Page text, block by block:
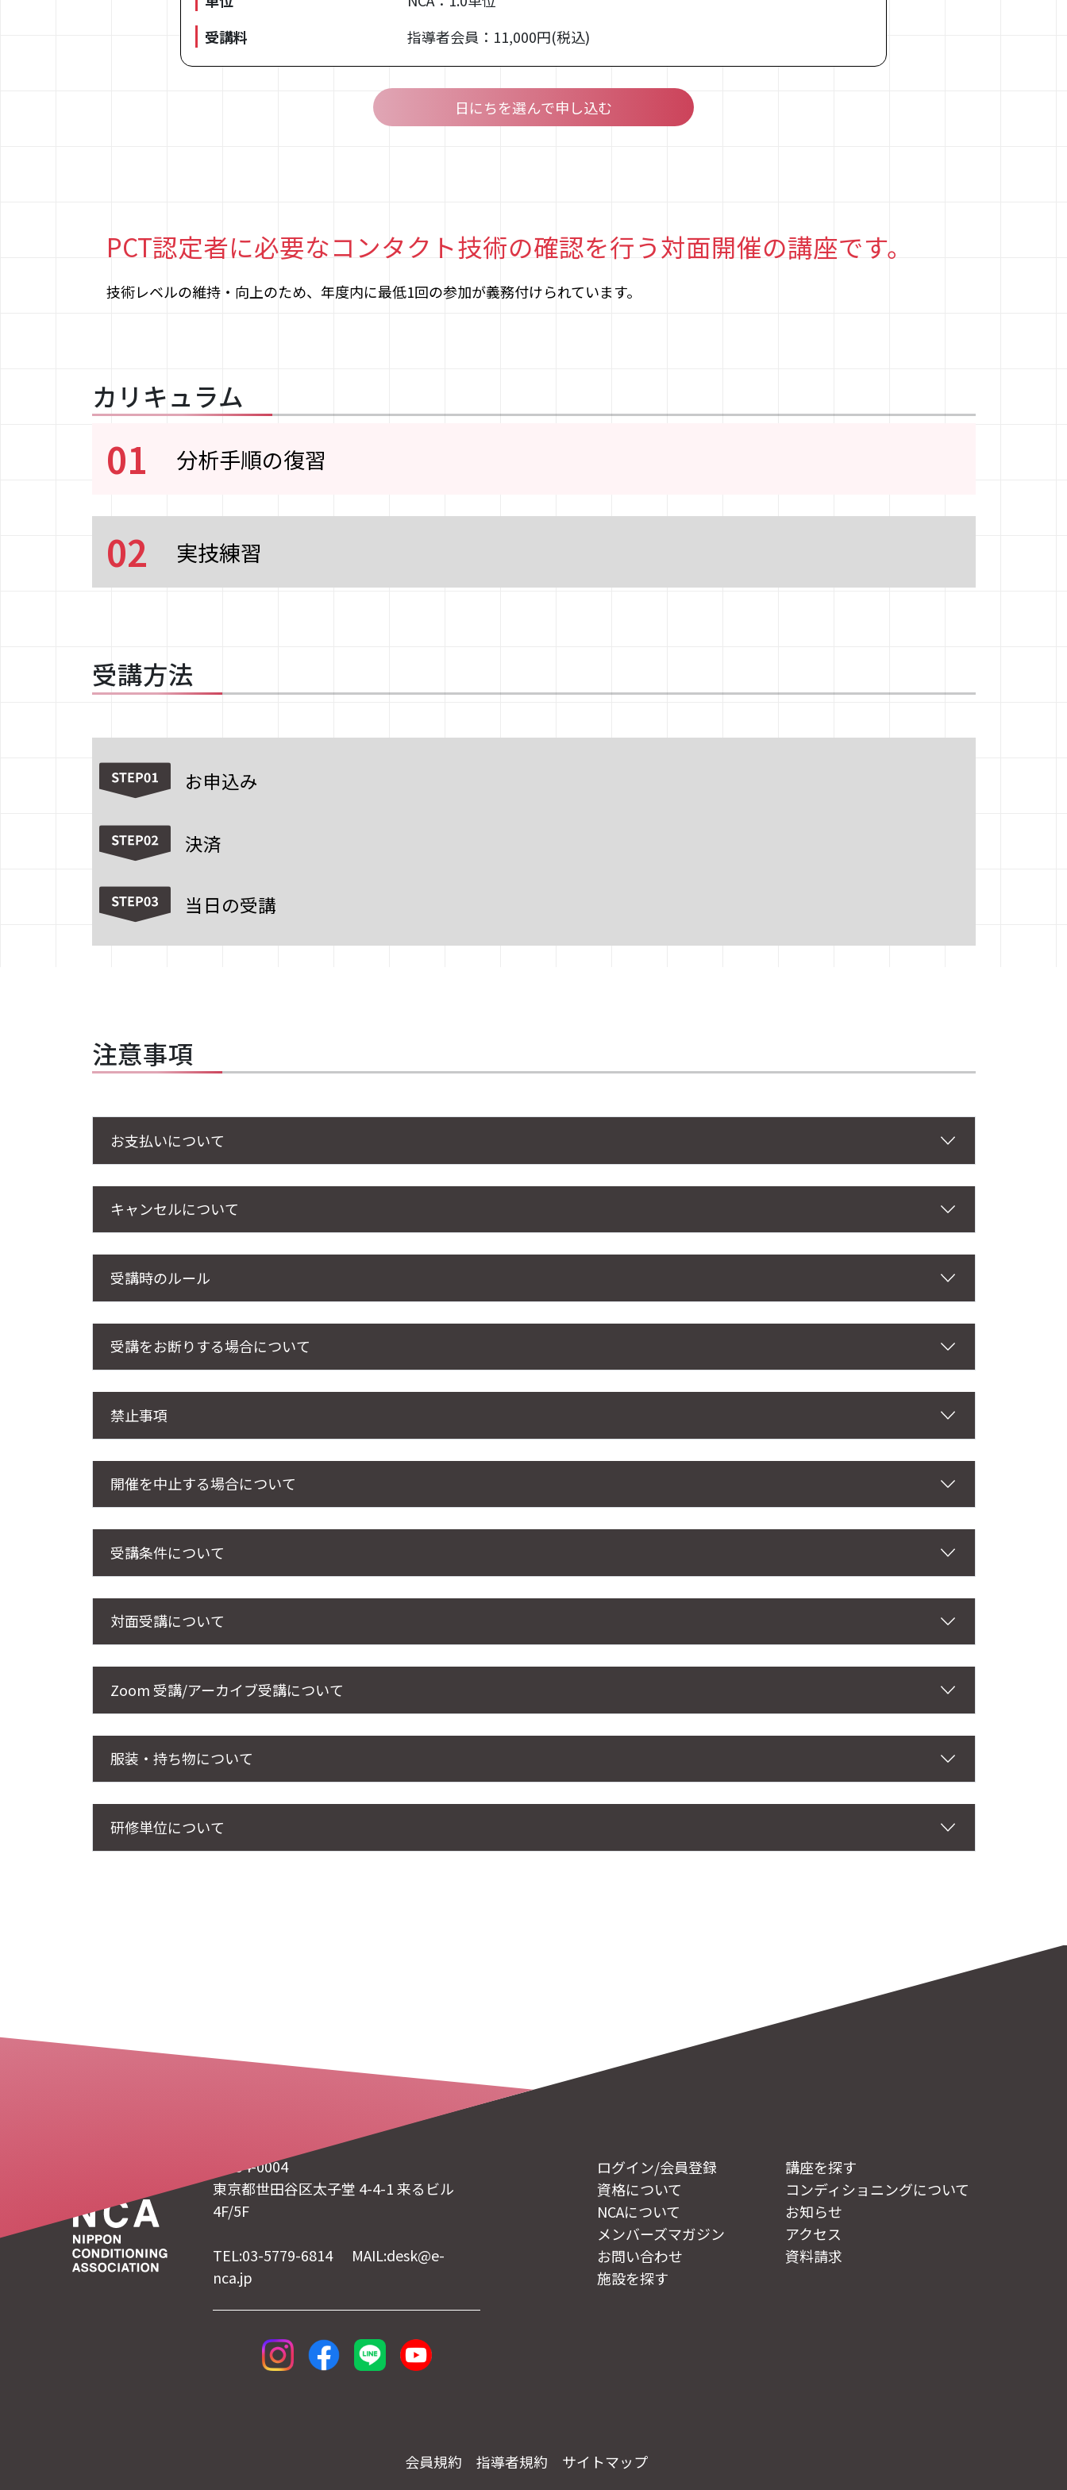
受講料
指導者会員：11,000円(税込)
日にちを選んで申し込む
PCT認定者に必要なコンタクト技術の確認を行う対面開催の講座です。
技術レベルの維持・向上のため、年度内に最低1回の参加が義務付けられています。
カリキュラム
01 分析手順の復習
02 実技練習
受講方法
お申込み
決済
当日の受講
注意事項
お支払いについて
キャンセルについて
受講時のルール
受講をお断りする場合について
禁止事項
開催を中止する場合について
受講条件について
対面受講について
Zoom 受講/アーカイブ受講について
服装・持ち物について
研修単位について
〒154-0004
東京都世田谷区太子堂 4-4-1 来るビル
4F/5F
TEL:03-5779-6814 MAIL:desk@e-
nca.jp
ログイン/会員登録
講座を探す
資格について
コンディショニングについて
NCAについて
お知らせ
メンバーズマガジン
アクセス
お問い合わせ
資料請求
施設を探す
会員規約 指導者規約 サイトマップ